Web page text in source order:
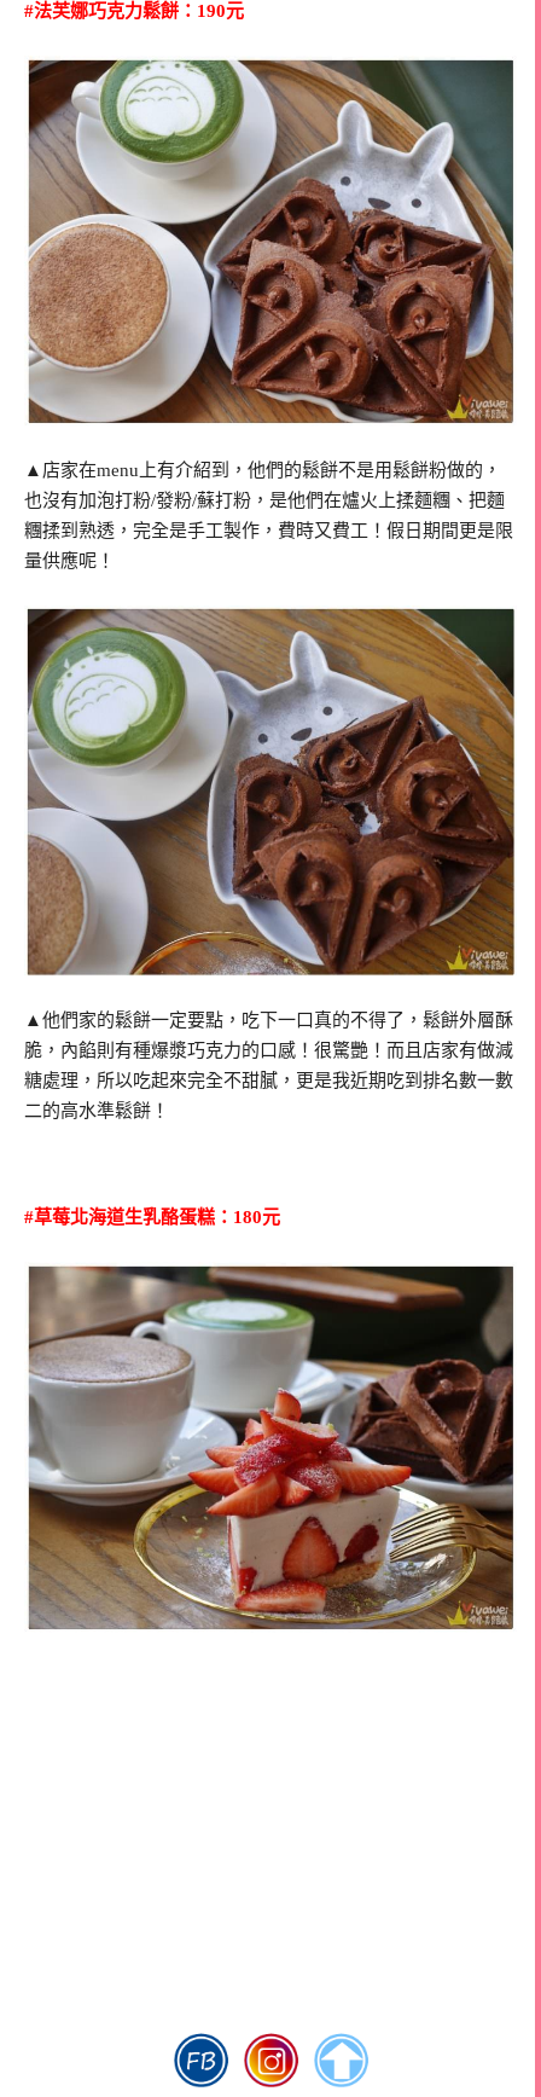
#法芙娜巧克力鬆餅：190元
▲店家在menu上有介紹到，他們的鬆餅不是用鬆餅粉做的，
也沒有加泡打粉/發粉/蘇打粉，是他們在爐火上揉麵糰、把麵
糰揉到熟透，完全是手工製作，費時又費工！假日期間更是限
量供應呢！
▲他們家的鬆餅一定要點，吃下一口真的不得了，鬆餅外層酥
脆，內餡則有種爆漿巧克力的口感！很驚艷！而且店家有做減
糖處理，所以吃起來完全不甜膩，更是我近期吃到排名數一數
二的高水準鬆餅！
#草莓北海道生乳酪蛋糕：180元